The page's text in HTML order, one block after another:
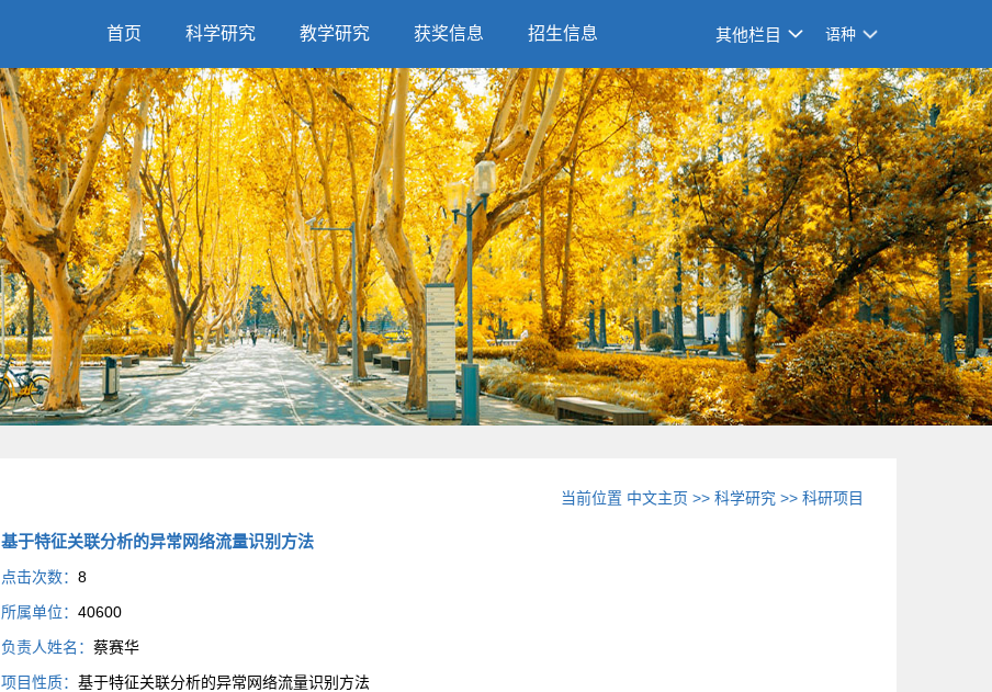
首页 科学研究 教学研究 获奖信息 招生信息 其他栏目 语种
当前位置 中文主页 >>科学研究 >>科研项目
基于特征关联分析的异常网络流量识别方法
点击次数： 8
所属单位： 40600
负责人姓名： 蔡赛华
项目性质： 基于特征关联分析的异常网络流量识别方法